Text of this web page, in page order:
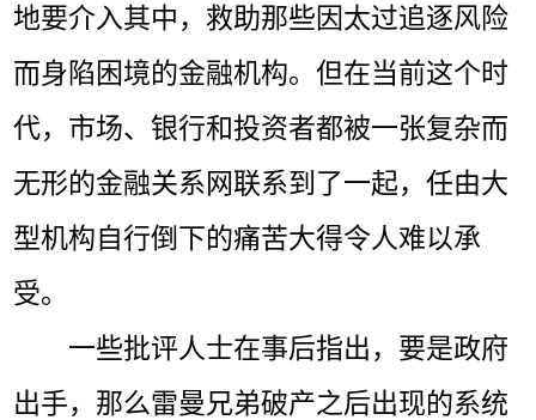
地要介入其中，救助那些因太过追逐风险
而身陷困境的金融机构。但在当前这个时
代，市场、银行和投资者都被一张复杂而
无形的金融关系网联系到了一起，任由大
型机构自行倒下的痛苦大得令人难以承
受。
一些批评人士在事后指出，要是政府
出手，那么雷曼兄弟破产之后出现的系统